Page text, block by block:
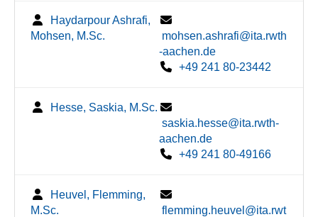
Haydarpour Ashrafi,
Mohsen, M.Sc.
mohsen.ashrafi@ita.rwth
-aachen.de
+49 241 80-23442
Hesse, Saskia, M.Sc.
saskia.hesse@ita.rwth-
aachen.de
+49 241 80-49166
Heuvel, Flemming,
M.Sc.
flemming.heuvel@ita.rwt